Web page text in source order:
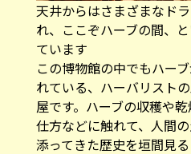
天井からはさまざまなド
れ、ここぞハーブの間、
ています
この博物館の中でもハー
れている、ハーバリスト
屋です。ハーブの収穫や
仕方などに触れて、人間
添ってきた歴史を垣間見